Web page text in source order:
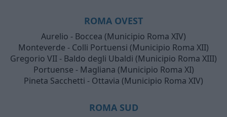
ROMA OVEST
Aurelio - Boccea (Municipio Roma XIV)
Monteverde - Colli Portuensi (Municipio Roma XII)
Gregorio VII - Baldo degli Ubaldi (Municipio Roma XIII)
Portuense - Magliana (Municipio Roma XI)
Pineta Sacchetti - Ottavia (Municipio Roma XIV)
ROMA SUD